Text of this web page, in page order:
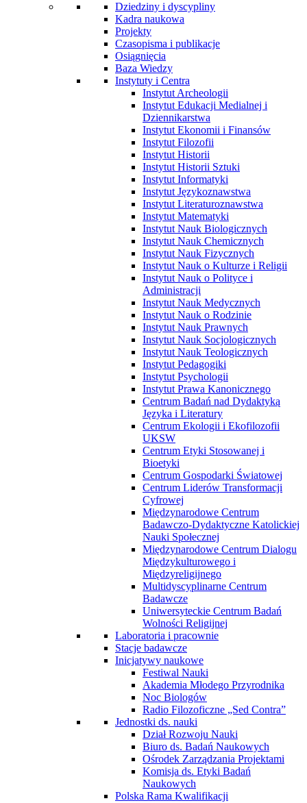
Dziedziny i dyscypliny
Kadra naukowa
Projekty
Czasopisma i publikacje
Osiągnięcia
Baza Wiedzy
Instytuty i Centra
Instytut Archeologii
Instytut Edukacji Medialnej i
Dziennikarstwa
Instytut Ekonomii i Finansów
Instytut Filozofii
Instytut Historii
Instytut Historii Sztuki
Instytut Informatyki
Instytut Językoznawstwa
Instytut Literaturoznawstwa
Instytut Matematyki
Instytut Nauk Biologicznych
Instytut Nauk Chemicznych
Instytut Nauk Fizycznych
Instytut Nauk o Kulturze i Religii
Instytut Nauk o Polityce i
Administracji
Instytut Nauk Medycznych
Instytut Nauk o Rodzinie
Instytut Nauk Prawnych
Instytut Nauk Socjologicznych
Instytut Nauk Teologicznych
Instytut Pedagogiki
Instytut Psychologii
Instytut Prawa Kanonicznego
Centrum Badań nad Dydaktyką
Języka i Literatury
Centrum Ekologii i Ekofilozofii
UKSW
Centrum Etyki Stosowanej i
Bioetyki
Centrum Gospodarki Światowej
Centrum Liderów Transformacji
Cyfrowej
Międzynarodowe Centrum
Badawczo-Dydaktyczne Katolickiej
Nauki Społecznej
Międzynarodowe Centrum Dialogu
Międzykulturowego i
Międzyreligijnego
Multidyscyplinarne Centrum
Badawcze
Uniwersyteckie Centrum Badań
Wolności Religijnej
Laboratoria i pracownie
Stacje badawcze
Inicjatywy naukowe
Festiwal Nauki
Akademia Młodego Przyrodnika
Noc Biologów
Radio Filozoficzne „Sed Contra”
Jednostki ds. nauki
Dział Rozwoju Nauki
Biuro ds. Badań Naukowych
Ośrodek Zarządzania Projektami
Komisja ds. Etyki Badań
Naukowych
Polska Rama Kwalifikacji